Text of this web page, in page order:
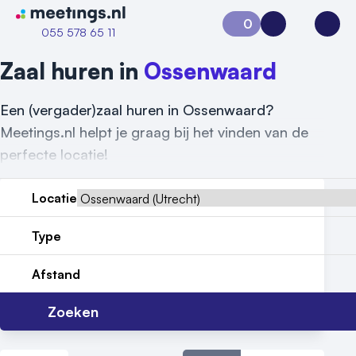
Naar home van Meetings
055 578 65 11
Vraag locatie aan
Locatiegids
Meld locatie aan
0
Aanvraag 0Inloggen
Zaal huren in Ossenwaard
Een (vergader)zaal huren in Ossenwaard?
Meetings.nl helpt je graag bij het vinden van de
perfecte locatie!
Locatie
Type
Afstand
Zoeken